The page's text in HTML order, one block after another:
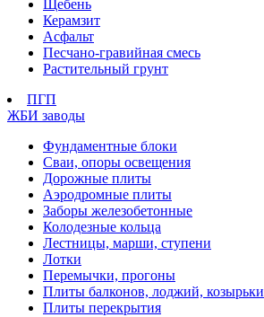
Щебень
Керамзит
Асфальт
Песчано-гравийная смесь
Растительный грунт
ПГП
ЖБИ заводы
Фундаментные блоки
Сваи, опоры освещения
Дорожные плиты
Аэродромные плиты
Заборы железобетонные
Колодезные кольца
Лестницы, марши, ступени
Лотки
Перемычки, прогоны
Плиты балконов, лоджий, козырьки
Плиты перекрытия